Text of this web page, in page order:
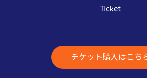
Ticket
チケット購入はこち